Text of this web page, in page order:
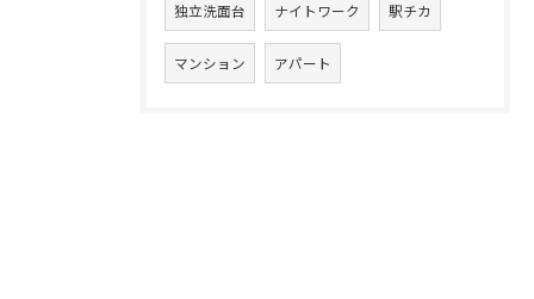
独立洗面台 ナイトワーク 駅チカ
マンション アパート